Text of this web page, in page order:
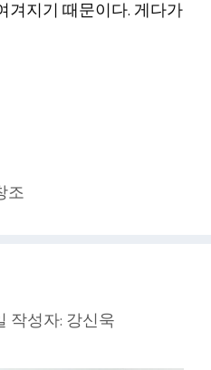
겨지기 때문이다. 게다가
조
작성자: 강신욱